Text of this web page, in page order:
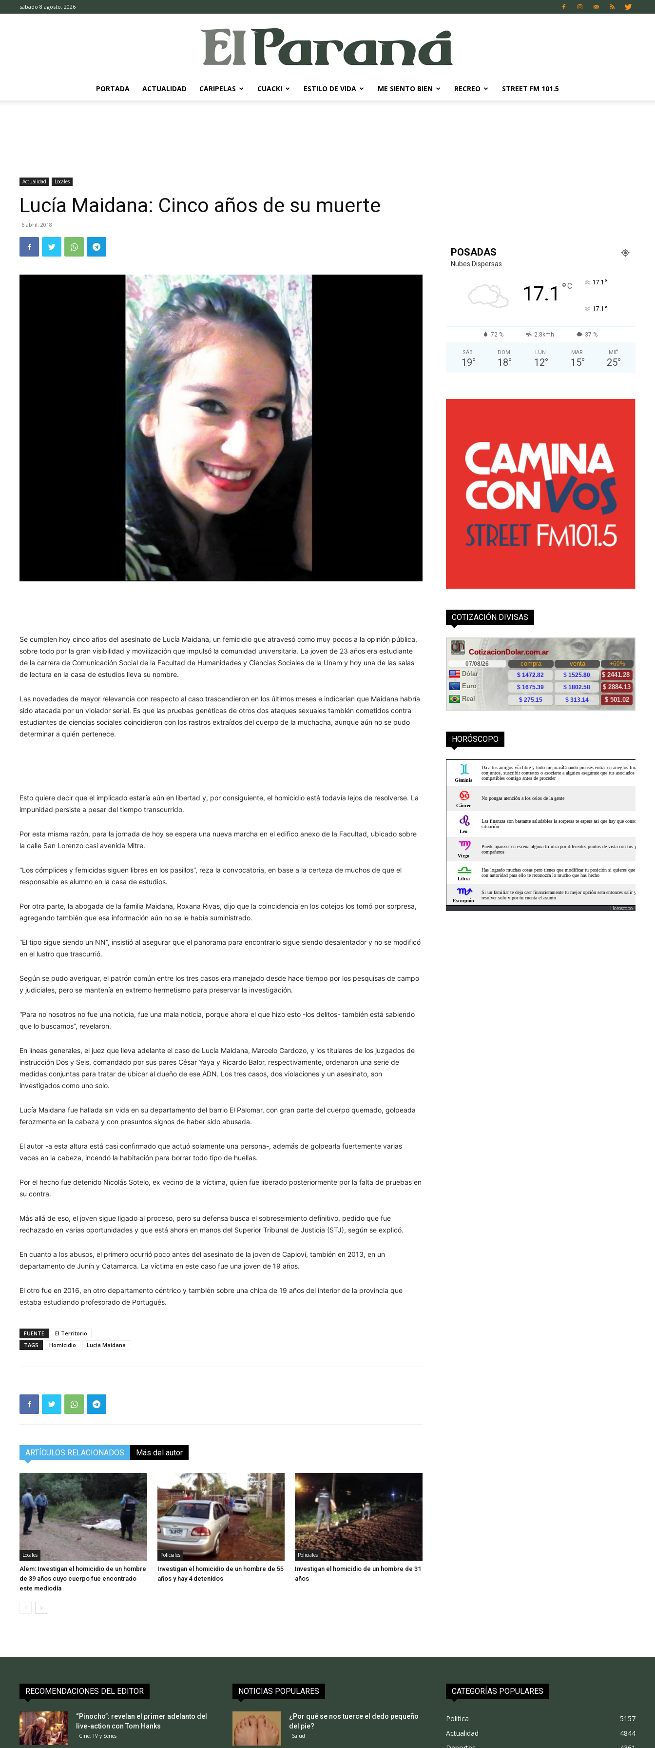
sábado 8 agosto, 2026
PORTADA ACTUALIDAD CARIPELAS CUACK! ESTILO DE VIDA ME SIENTO BIEN RECREO STREET FM 101.5
Actualidad Locales
Lucía Maidana: Cinco años de su muerte
6 abril, 2018
Se cumplen hoy cinco años del asesinato de Lucía Maidana, un femicidio que atravesó como muy pocos a la opinión pública,
sobre todo por la gran visibilidad y movilización que impulsó la comunidad universitaria. La joven de 23 años era estudiante
de la carrera de Comunicación Social de la Facultad de Humanidades y Ciencias Sociales de la Unam y hoy una de las salas
de lectura en la casa de estudios lleva su nombre.
Las novedades de mayor relevancia con respecto al caso trascendieron en los últimos meses e indicarían que Maidana habría
sido atacada por un violador serial. Es que las pruebas genéticas de otros dos ataques sexuales también cometidos contra
estudiantes de ciencias sociales coincidieron con los rastros extraídos del cuerpo de la muchacha, aunque aún no se pudo
determinar a quién pertenece.
Esto quiere decir que el implicado estaría aún en libertad y, por consiguiente, el homicidio está todavía lejos de resolverse. La
impunidad persiste a pesar del tiempo transcurrido.
Por esta misma razón, para la jornada de hoy se espera una nueva marcha en el edifico anexo de la Facultad, ubicado sobre
la calle San Lorenzo casi avenida Mitre.
“Los cómplices y femicidas siguen libres en los pasillos”, reza la convocatoria, en base a la certeza de muchos de que el
responsable es alumno en la casa de estudios.
Por otra parte, la abogada de la familia Maidana, Roxana Rivas, dijo que la coincidencia en los cotejos los tomó por sorpresa,
agregando también que esa información aún no se le había suministrado.
“El tipo sigue siendo un NN”, insistió al asegurar que el panorama para encontrarlo sigue siendo desalentador y no se modificó
en el lustro que trascurrió.
Según se pudo averiguar, el patrón común entre los tres casos era manejado desde hace tiempo por los pesquisas de campo
y judiciales, pero se mantenía en extremo hermetismo para preservar la investigación.
“Para no nosotros no fue una noticia, fue una mala noticia, porque ahora el que hizo esto -los delitos- también está sabiendo
que lo buscamos”, revelaron.
En líneas generales, el juez que lleva adelante el caso de Lucía Maidana, Marcelo Cardozo, y los titulares de los juzgados de
instrucción Dos y Seis, comandado por sus pares César Yaya y Ricardo Balor, respectivamente, ordenaron una serie de
medidas conjuntas para tratar de ubicar al dueño de ese ADN. Los tres casos, dos violaciones y un asesinato, son
investigados como uno solo.
Lucía Maidana fue hallada sin vida en su departamento del barrio El Palomar, con gran parte del cuerpo quemado, golpeada
ferozmente en la cabeza y con presuntos signos de haber sido abusada.
El autor -a esta altura está casi confirmado que actuó solamente una persona-, además de golpearla fuertemente varias
veces en la cabeza, incendó la habitación para borrar todo tipo de huellas.
Por el hecho fue detenido Nicolás Sotelo, ex vecino de la víctima, quien fue liberado posteriormente por la falta de pruebas en
su contra.
Más allá de eso, el joven sigue ligado al proceso, pero su defensa busca el sobreseimiento definitivo, pedido que fue
rechazado en varias oportunidades y que está ahora en manos del Superior Tribunal de Justicia (STJ), según se explicó.
En cuanto a los abusos, el primero ocurrió poco antes del asesinato de la joven de Capioví, también en 2013, en un
departamento de Junín y Catamarca. La víctima en este caso fue una joven de 19 años.
El otro fue en 2016, en otro departamento céntrico y también sobre una chica de 19 años del interior de la provincia que
estaba estudiando profesorado de Portugués.
FUENTE
El Territorio
TAGS
Homicidio Lucia Maidana
ARTÍCULOS RELACIONADOS Más del autor
Locales
Alem: Investigan el homicidio de un hombre
de 39 años cuyo cuerpo fue encontrado
este mediodía
Policiales
Investigan el homicidio de un hombre de 55
años y hay 4 detenidos
Policiales
Investigan el homicidio de un hombre de 31
años
POSADAS
Nubes Dispersas
17.1 °C 17.1 °
17.1 °
72 % 2.8kmh 37 %
SÁB
19°
DOM
18°
LUN
12°
MAR
15°
MIÉ
25°
COTIZACIÓN DIVISAS
HORÓSCOPO
Horoscopo
RECOMENDACIONES DEL EDITOR
“Pinocho”: revelan el primer adelanto del
live-action con Tom Hanks
Cine, TV y Series
NOTICIAS POPULARES
¿Por qué se nos tuerce el dedo pequeño
del pie?
Salud
CATEGORÍAS POPULARES
Politica
5157
Actualidad
4844